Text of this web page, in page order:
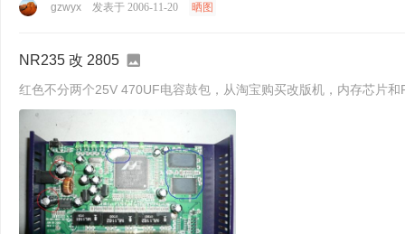
gzwyx 发表于 2006-11-20 晒图
NR235 改 2805
红色不分两个25V 470UF电容鼓包，从淘宝购买改版机，内存芯片